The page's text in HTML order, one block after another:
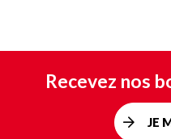
Recevez nos
JE